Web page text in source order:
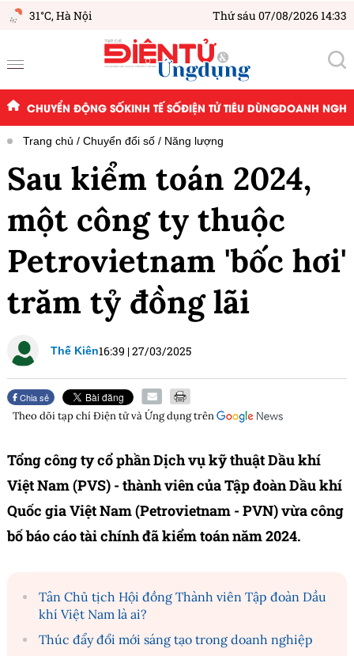
31°C,Hà Nội Thứ sáu 07/08/2026 14:33
CHUYỂN ĐỘNG SỐKINH TẾ SỐĐIỆN TỬ TIÊU DÙNGDOANH
Trang chủ Chuyển đổi số Năng lượng
Sau kiểm toán 2024,
một công ty thuộc
Petrovietnam 'bốc hơi'
trăm tỷ đồng lãi
Thế Kiên16:39 |27/03/2025
Chia sẻ
Theo dõi tạp chíĐiện tử và Ứng dụngtrên
Tổng công ty cổ phần Dịch vụ kỹ thuật Dầu khí
Việt Nam (PVS) - thành viên của Tập đoàn Dầu khí
Quốc gia Việt Nam (Petrovietnam - PVN) vừa công
bố báo cáo tài chính đã kiểm toán năm 2024.
Tân Chủ tịch Hội đồng Thành viên Tập đoàn Dầu
khí Việt Nam là ai?
Thúc đẩy đổi mới sáng tạo trong doanh nghiệp